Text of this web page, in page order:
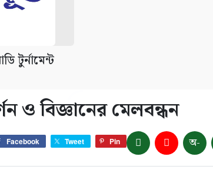
টুর্নামেন্ট
ও বিজ্ঞানের মেলবন্ধন
Facebook Tweet Pin অ-